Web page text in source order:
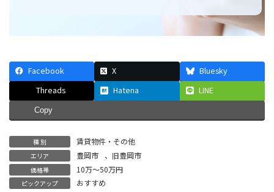
Facebook X
Bluesky
Threads
Hatena LINE
Copy
種 別 賃貸物件・その他
エリア 豊岡市 、 旧豊岡市
価格帯 10万～50万円
ピックアップ おすすめ